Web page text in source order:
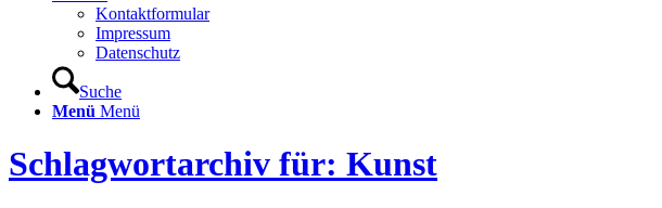
Kontaktformular
Impressum
Datenschutz
Suche
Menü Menü
Schlagwortarchiv für: Kunst